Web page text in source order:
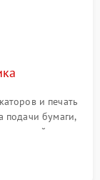
и печать
подачи бумаги,
анализ